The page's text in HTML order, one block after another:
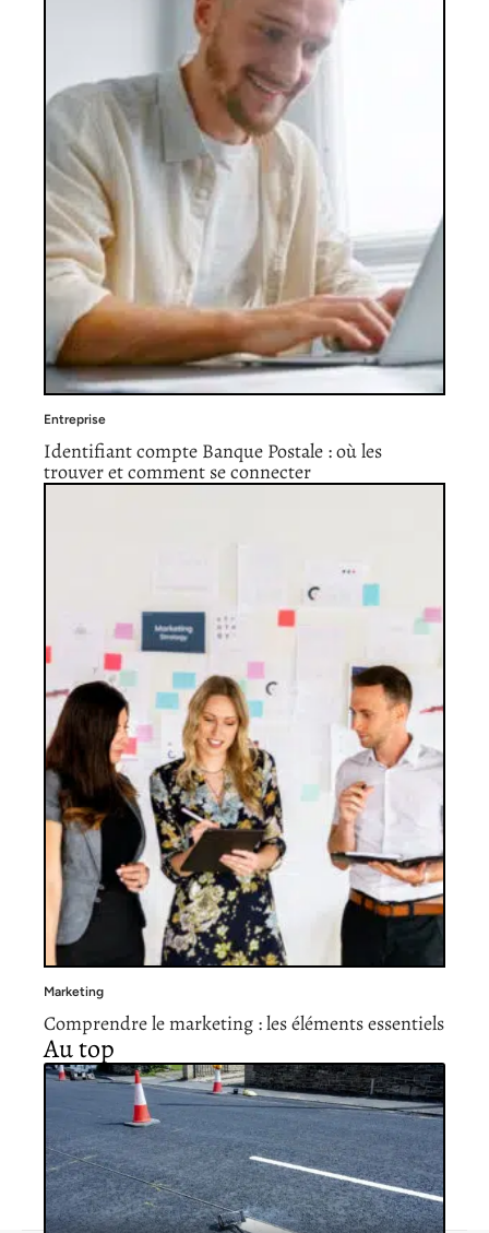
Entreprise
Identifiant compte Banque Postale : où les
trouver et comment se connecter
Marketing
Comprendre le marketing : les éléments essentiels
Au top